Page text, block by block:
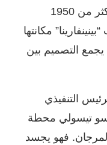
الحادة لجبال الحجر. وعلى امتداد أكثر من 1950
مكانتها
التصميم بين
التنفيذي
تيسولي محطة
فهو يجسد